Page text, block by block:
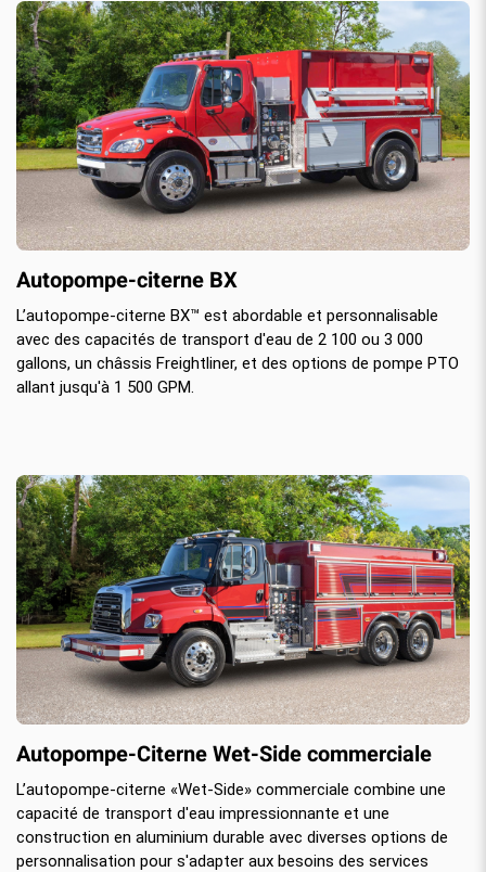
Autopompe-citerne BX
L’autopompe-citerne BX™ est abordable et personnalisable
avec des capacités de transport d'eau de 2 100 ou 3 000
gallons, un châssis Freightliner, et des options de pompe PTO
allant jusqu'à 1 500 GPM.
Autopompe-Citerne Wet-Side commerciale
L’autopompe-citerne «Wet-Side» commerciale combine une
capacité de transport d'eau impressionnante et une
construction en aluminium durable avec diverses options de
personnalisation pour s'adapter aux besoins des services